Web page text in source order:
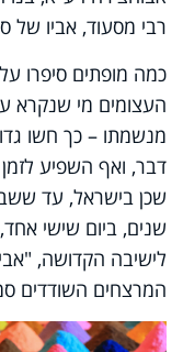
רבי מסעוד, אביו של
כמה מופתים סיפרו
העצומים מי שנקרא
מנשמתו – כך חשו
דבר, ואף השפיע
שכן בישראל, עד
שנים, ביום שישי
לישיבה הקדושה,
המרצחים השודדים